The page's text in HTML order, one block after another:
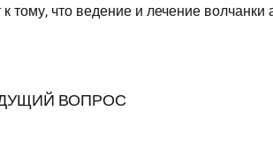
к тому, что ведение и лечение
ВОПРОС